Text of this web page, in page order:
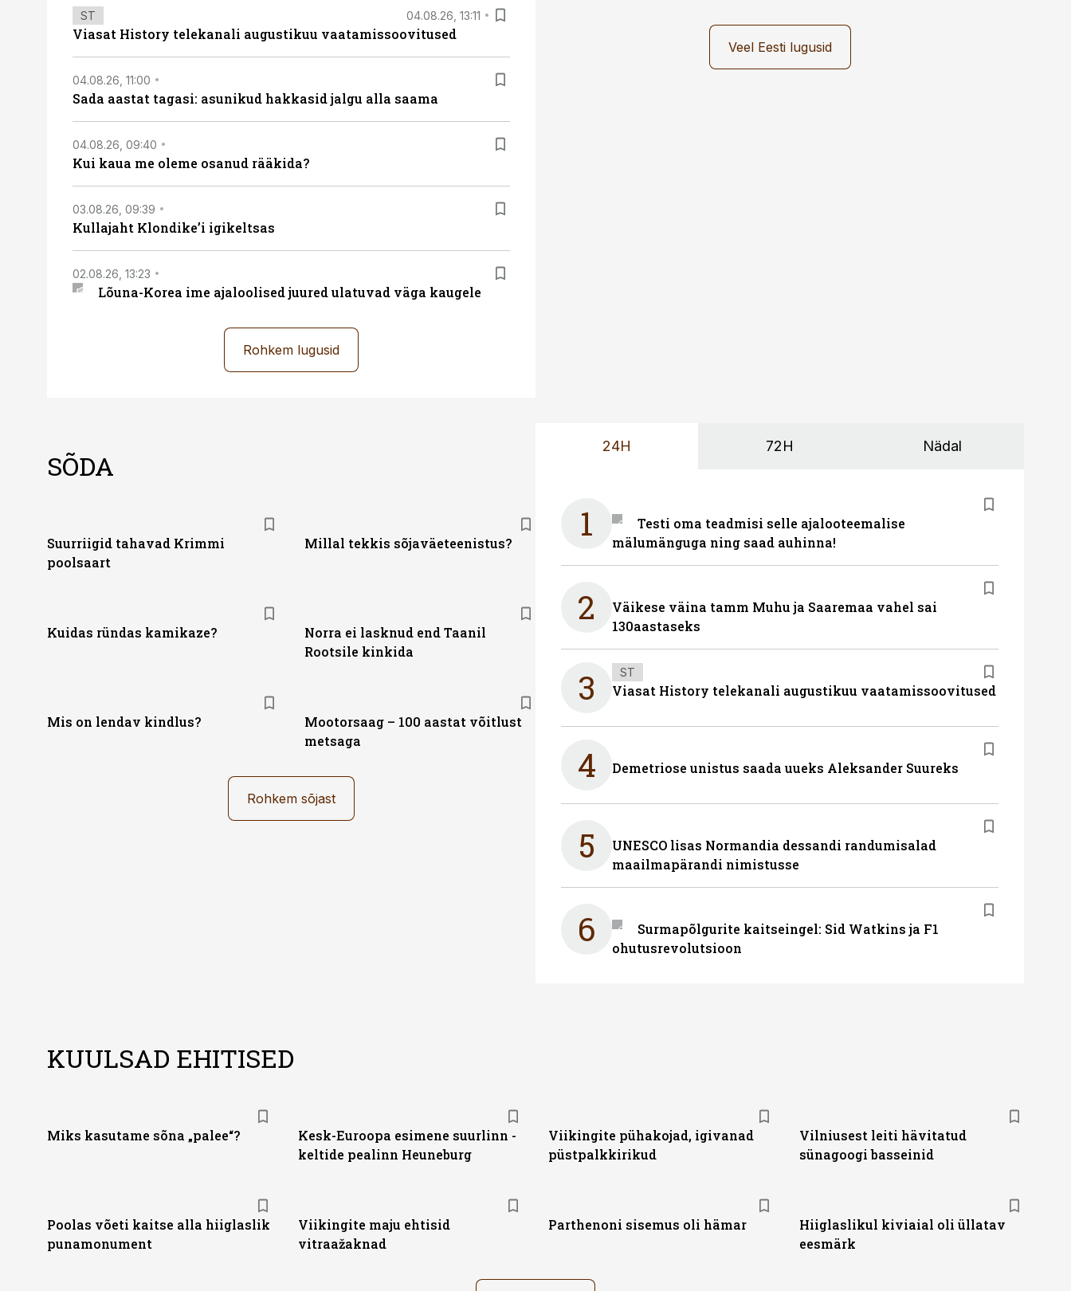
ST 04.08.26, 13:11
Viasat History telekanali augustikuu vaatamissoovitused
04.08.26, 11:00
Sada aastat tagasi: asunikud hakkasid jalgu alla saama
04.08.26, 09:40
Kui kaua me oleme osanud rääkida?
03.08.26, 09:39
Kullajaht Klondike’i igikeltsas
02.08.26, 13:23
Lõuna-Korea ime ajaloolised juured ulatuvad väga kaugele
Rohkem lugusid
Veel Eesti lugusid
SÕDA
Suurriigid tahavad Krimmi
poolsaart
Millal tekkis sõjaväeteenistus?
Kuidas ründas kamikaze?
Norra ei lasknud end Taanil
Rootsile kinkida
Mis on lendav kindlus?
Mootorsaag – 100 aastat võitlust
metsaga
Rohkem sõjast
24H 72H Nädal
1
Testi oma teadmisi selle ajalooteemalise
mälumänguga ning saad auhinna!
2
Väikese väina tamm Muhu ja Saaremaa vahel sai
130aastaseks
3 ST
Viasat History telekanali augustikuu vaatamissoovitused
4 Demetriose unistus saada uueks Aleksander Suureks
5
UNESCO lisas Normandia dessandi randumisalad
maailmapärandi nimistusse
6
Surmapõlgurite kaitseingel: Sid Watkins ja F1
ohutusrevolutsioon
KUULSAD EHITISED
Miks kasutame sõna „palee“?
Kesk-Euroopa esimene suurlinn -
keltide pealinn Heuneburg
Viikingite pühakojad, igivanad
püstpalkkirikud
Vilniusest leiti hävitatud
sünagoogi basseinid
Poolas võeti kaitse alla hiiglaslik
punamonument
Viikingite maju ehtisid
vitraažaknad
Parthenoni sisemus oli hämar
Hiiglaslikul kiviaial oli üllatav
eesmärk